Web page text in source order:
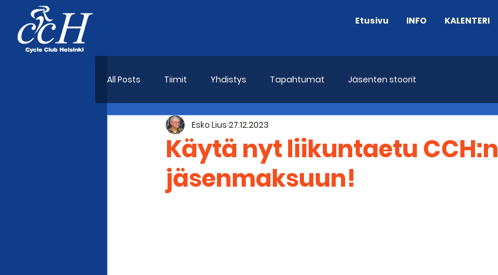
Etusivu INFO KALENTERI
All Posts Tiimit Yhdistys Tapahtumat Jäsenten stoorit
Käytä nyt liikuntaetu CCH:n
jäsenmaksuun!
Esko Lius 27.12.2023